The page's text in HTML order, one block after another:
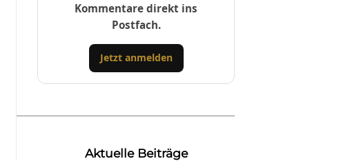
Kommentare direkt ins
Postfach.
Jetzt anmelden
Aktuelle Beiträge